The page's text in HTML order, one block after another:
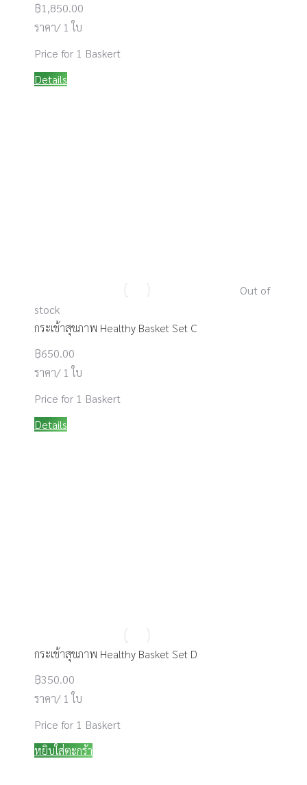
฿1,850.00
ราคา/ 1 ใบ
Price for 1 Baskert
Details
Out of
stock
กระเช้าสุขภาพ Healthy Basket Set C
฿650.00
ราคา/ 1 ใบ
Price for 1 Baskert
Details
กระเช้าสุขภาพ Healthy Basket Set D
฿350.00
ราคา/ 1 ใบ
Price for 1 Baskert
หยิบใส่ตะกร้า